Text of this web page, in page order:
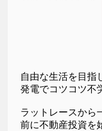
自由な生活を目指
発電でコツコツ不
ラットレースから
前に不動産投資を